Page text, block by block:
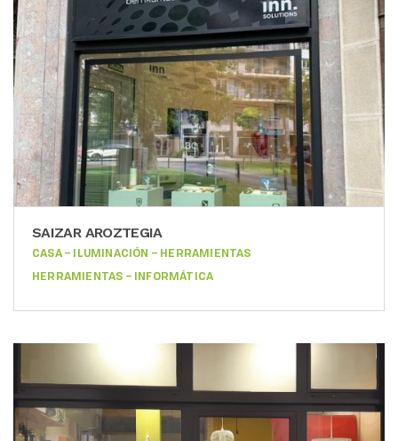
SAIZAR AROZTEGIA
CASA – ILUMINACIÓN – HERRAMIENTAS
HERRAMIENTAS – INFORMÁTICA